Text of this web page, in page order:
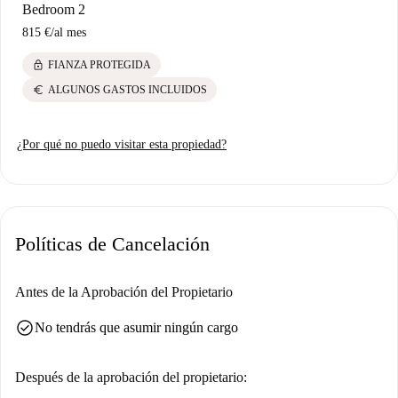
Bedroom 2
815 €/al mes
lock FIANZA PROTEGIDA
euro ALGUNOS GASTOS INCLUIDOS
¿Por qué no puedo visitar esta propiedad?
Políticas de Cancelación
Antes de la Aprobación del Propietario
check_circleNo tendrás que asumir ningún cargo
Después de la aprobación del propietario: